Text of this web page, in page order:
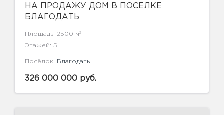
НА ПРОДАЖУ ДОМ В ПОСЕЛКЕ
БЛАГОДАТЬ
Площадь: 2500 м 2
Этажей: 5
Посёлок: Благодать
326 000 000 руб.